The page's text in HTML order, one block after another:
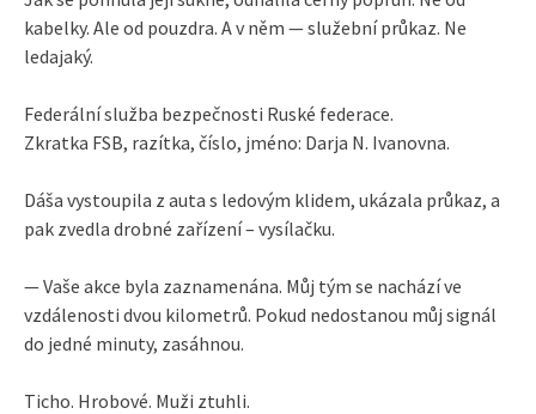
kabelky. Ale od pouzdra. A v něm — služební průkaz. Ne
ledajaký.
Federální služba bezpečnosti Ruské federace.
Zkratka FSB, razítka, číslo, jméno: Darja N. Ivanovna.
Dáša vystoupila z auta s ledovým klidem, ukázala průkaz, a
pak zvedla drobné zařízení – vysílačku.
— Vaše akce byla zaznamenána. Můj tým se nachází ve
vzdálenosti dvou kilometrů. Pokud nedostanou můj signál
do jedné minuty, zasáhnou.
Ticho. Hrobové. Muži ztuhli.